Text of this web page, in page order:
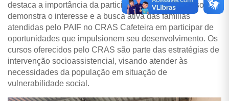
destaca a importância da participação do público. Isso
demonstra o interesse e a busca ativa das famílias
atendidas pelo PAIF no CRAS Cafeteira em participar de
oportunidades que impulsionem seu desenvolvimento. Os
cursos oferecidos pelo CRAS são parte das estratégias de
intervenção socioassistencial, visando atender às
necessidades da população em situação de
vulnerabilidade social.